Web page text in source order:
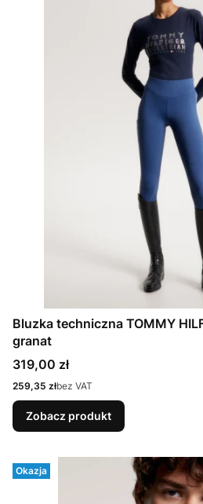
Bluzka techniczna TOMMY
granat
Cena
319,00 zł
Cena
259,35 złbez VAT
Zobacz produkt
Okazja